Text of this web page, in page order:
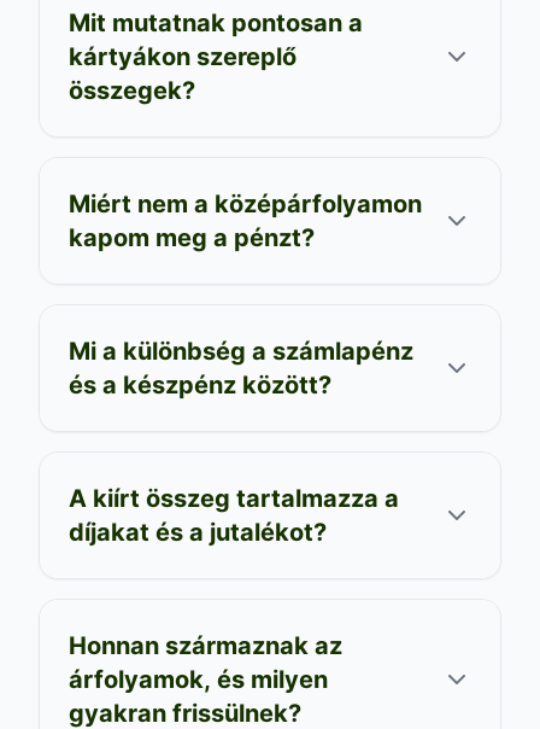
Mit mutatnak pontosan a
kártyákon szereplő
összegek?
Miért nem a középárfolyamon
kapom meg a pénzt?
Mi a különbség a számlapénz
és a készpénz között?
A kiírt összeg tartalmazza a
díjakat és a jutalékot?
Honnan származnak az
árfolyamok, és milyen
gyakran frissülnek?